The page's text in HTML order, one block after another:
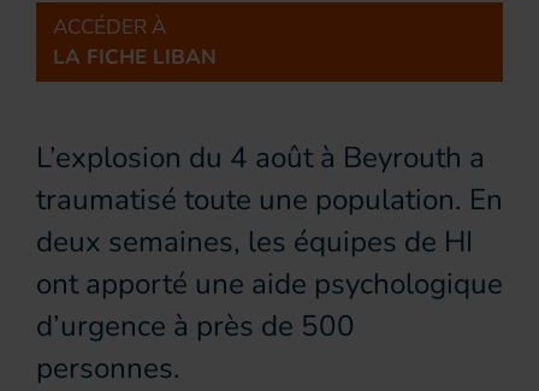
ACCÉDER À
LA FICHE LIBAN
L’explosion du 4 août à Beyrouth a
traumatisé toute une population. En
deux semaines, les équipes de HI
ont apporté une aide psychologique
d’urgence à près de 500
personnes.